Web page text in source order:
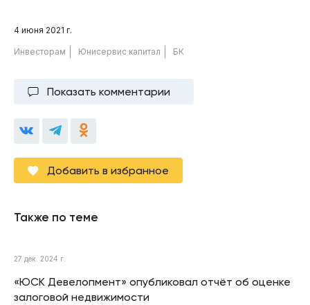
4 июня 2021 г.
Инвесторам Юнисервис капитал БК
Показать комментарии
Добавить в избранное
Также по теме
27 дек. 2024 г.
«ЮСК Девелопмент» опубликовал отчёт об оценке
залоговой недвижимости